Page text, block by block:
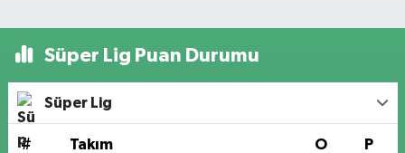
Süper Lig Puan Durumu
Süper Lig
# Takım O P